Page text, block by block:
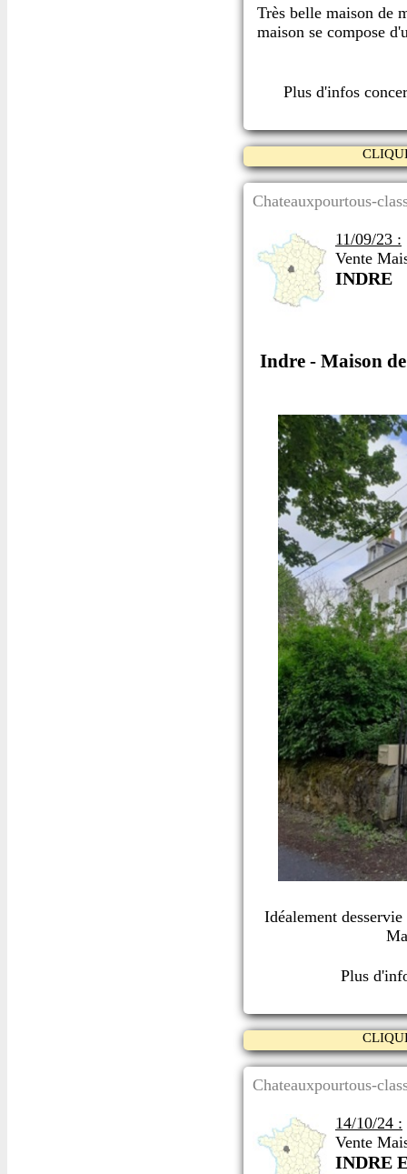
Très belle maison de
maison se compose
Plus d'infos
Chateauxpourtous-
11/09/23 :
Vente
INDRE
Indre - Maison
Idéalement
Plus
Chateauxpourtous-
14/10/24 :
Vente
INDRE